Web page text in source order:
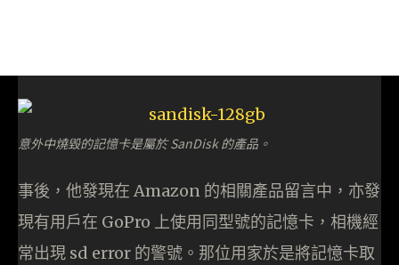
意外中燒毀的記憶卡是屬於 SanDisk 的產品。
事後，他發現在 Amazon 的相關產品留言中，亦發
現有用戶在 GoPro 上使用同型號的記憶卡，相機經
常出現 sd error 的警號。那位用家於是將記憶卡取